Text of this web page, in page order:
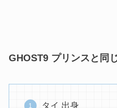
GHOST9 プリンスと同
タイ 出身